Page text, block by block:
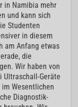
in Namibia mehr
und kann sich
Studenten
in diesem
am Anfang etwas
die
Wir haben von
Ultraschall-Geräte
Wesentlichen
Diagnostik-